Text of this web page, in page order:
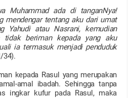
Muhammad ada di tanganNya!
mendengar tentang aku dari umat
Yahudi atau Nasrani, kemudian
tidak beriman kepada yang aku
ia termasuk menjadi penduduk
34).
kepada Rasul yang merupakan
amal ibadah. Sehingga tanpa
ingkar kufur pada Rasul, maka